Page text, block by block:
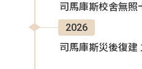
司馬庫斯校舍無照
2026
司馬庫斯災後復建